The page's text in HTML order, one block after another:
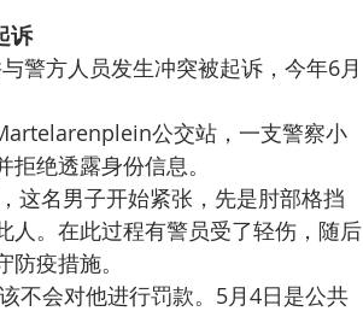
诉
警方人员发生冲突被起诉，今年6月
公交站，一支警察小
绝透露身份信息。
这名男子开始紧张，先是肘部格挡
人。在此过程有警员受了轻伤，随后
疫措施。
不会对他进行罚款。5月4日是公共